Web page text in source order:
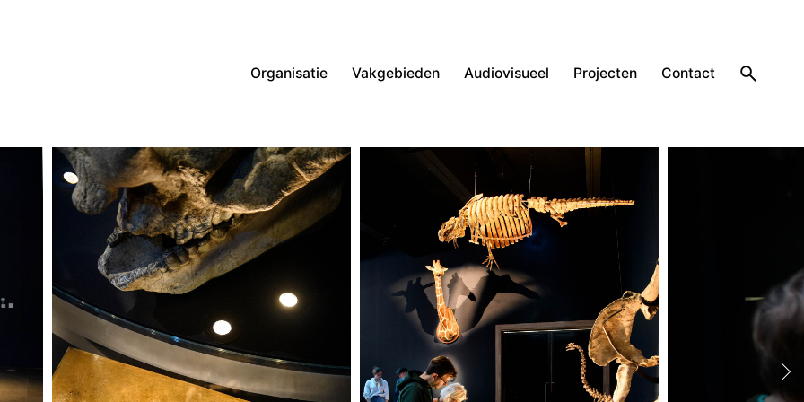
Organisatie Vakgebieden Audiovisueel Projecten Contact